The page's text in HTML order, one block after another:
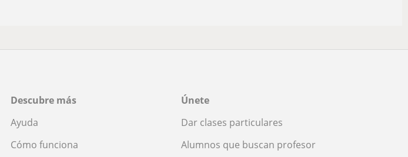
Descubre más
Ayuda
Cómo funciona
Únete
Dar clases particulares
Alumnos que buscan profesor